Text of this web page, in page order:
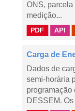
ONS,
medição...
PDF API
Carga de
Dados de
semi-horária
programação
DESSEM.